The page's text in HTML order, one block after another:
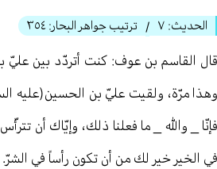
الحديث: ٧ / ترتيب جواهر البحار: ٣٥٤
قال القاسم بن عوف: كنت أتردّد بين عليّ
وهذا مرّة، ولقيت عليّ بن الحسين(عليه
فإنّا _ والله _ ما فعلنا ذلك، وإيّاك أن
في الخير خير لك من أن تكون رأساً في الشرّ.